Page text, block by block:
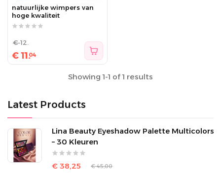
Latest Products
Lina Beauty Eyeshadow Palette Multicolors
– 30 Kleuren
€ 38,25 € 45,00
natuurlijke wimpers van
hoge kwaliteit
€11.04
€12.
Showing 1-1 of 1 results